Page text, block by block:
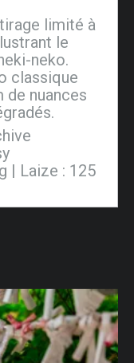
limité à
le
neko.
classique
de nuances
| Laize : 125